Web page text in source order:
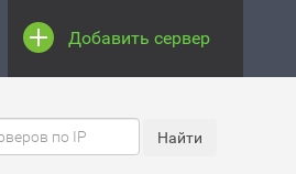
Добавить сервер